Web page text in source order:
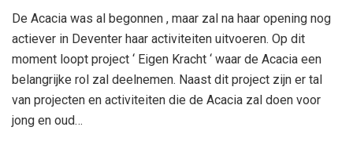
De Acacia was al begonnen , maar zal na haar opening nog
actiever in Deventer haar activiteiten uitvoeren. Op dit
moment loopt project ‘ Eigen Kracht ‘ waar de Acacia een
belangrijke rol zal deelnemen. Naast dit project zijn er tal
van projecten en activiteiten die de Acacia zal doen voor
jong en oud…